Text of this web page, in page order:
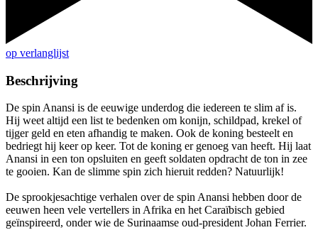
op verlanglijst
Beschrijving
De spin Anansi is de eeuwige underdog die iedereen te slim af is.
Hij weet altijd een list te bedenken om konijn, schildpad, krekel of
tijger geld en eten afhandig te maken. Ook de koning besteelt en
bedriegt hij keer op keer. Tot de koning er genoeg van heeft. Hij laat
Anansi in een ton opsluiten en geeft soldaten opdracht de ton in zee
te gooien. Kan de slimme spin zich hieruit redden? Natuurlijk!
De sprookjesachtige verhalen over de spin Anansi hebben door de
eeuwen heen vele vertellers in Afrika en het Caraïbisch gebied
geïnspireerd, onder wie de Surinaamse oud-president Johan Ferrier.